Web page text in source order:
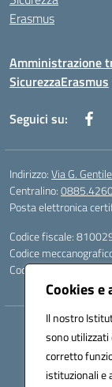
Cookies
Il nostro
sono
corretto
istituzionali e
Erasmus
Amministrazione
SicurezzaErasmus
Seguici su:
Indirizzo:Via G.
Centralino:
Posta elettronica
Codice fiscale:
Codice
Codice unico di